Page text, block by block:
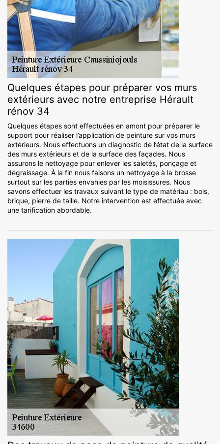
Quelques étapes pour préparer vos murs
extérieurs avec notre entreprise Hérault
rénov 34
Quelques étapes sont effectuées en amont pour préparer le
support pour réaliser l’application de peinture sur vos murs
extérieurs. Nous effectuons un diagnostic de l’état de la surface
des murs extérieurs et de la surface des façades. Nous
assurons le nettoyage pour enlever les saletés, ponçage et
dégraissage. À la fin nous faisons un nettoyage à la brosse
surtout sur les parties envahies par les moisissures. Nous
savons effectuer les travaux suivant le type de matériau : bois,
brique, pierre de taille. Notre intervention est effectuée avec
une tarification abordable.